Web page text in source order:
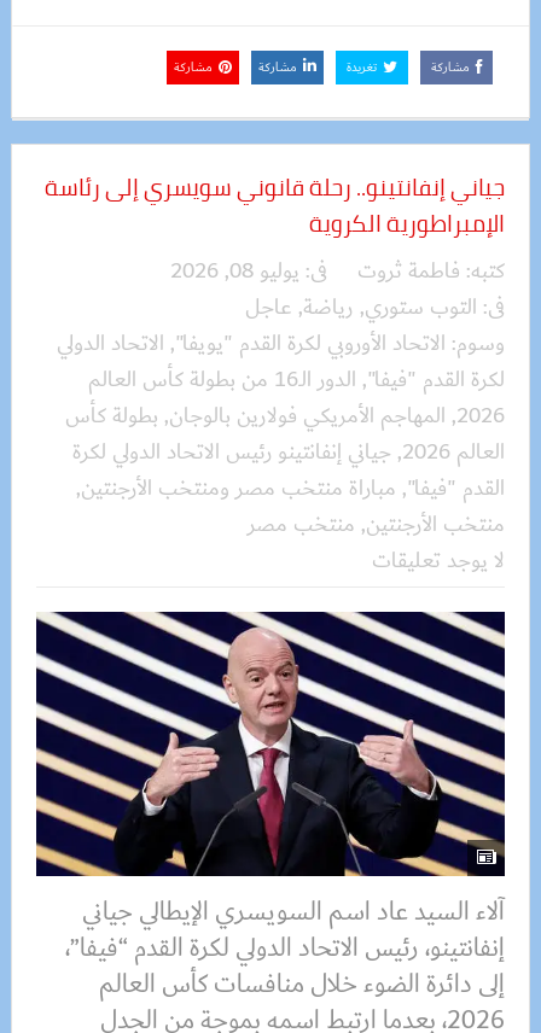
مشاركة تغريدة مشاركة مشاركة
جياني إنفانتينو.. رحلة قانوني سويسري إلى رئاسة
الإمبراطورية الكروية
كتبه: فاطمة ثروت فى: يوليو 08, 2026
فى: التوب ستوري, رياضة, عاجل
وسوم: الاتحاد الأوروبي لكرة القدم "يويفا", الاتحاد الدولي
لكرة القدم "فيفا",
الدور الـ16 من بطولة كأس العالم
2026
, المهاجم الأمريكي فولارين بالوجان, بطولة كأس
العالم 2026
, جياني إنفانتينو رئيس الاتحاد الدولي لكرة
القدم "فيفا", مباراة منتخب مصر ومنتخب الأرجنتين,
منتخب الأرجنتين, منتخب مصر
لا يوجد تعليقات
آلاء السيد عاد اسم السويسري الإيطالي جياني
إنفانتينو، رئيس الاتحاد الدولي لكرة القدم “فيفا”،
إلى دائرة الضوء خلال منافسات كأس العالم
2026، بعدما ارتبط اسمه بموجة من الجدل